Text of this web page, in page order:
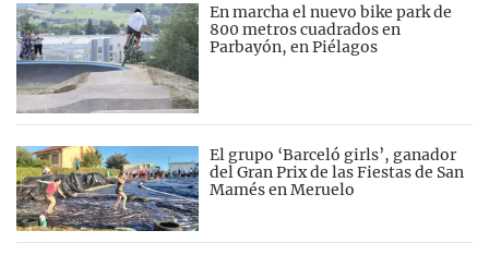
En marcha el nuevo bike park de
800 metros cuadrados en
Parbayón, en Piélagos
El grupo ‘Barceló girls’, ganador
del Gran Prix de las Fiestas de San
Mamés en Meruelo